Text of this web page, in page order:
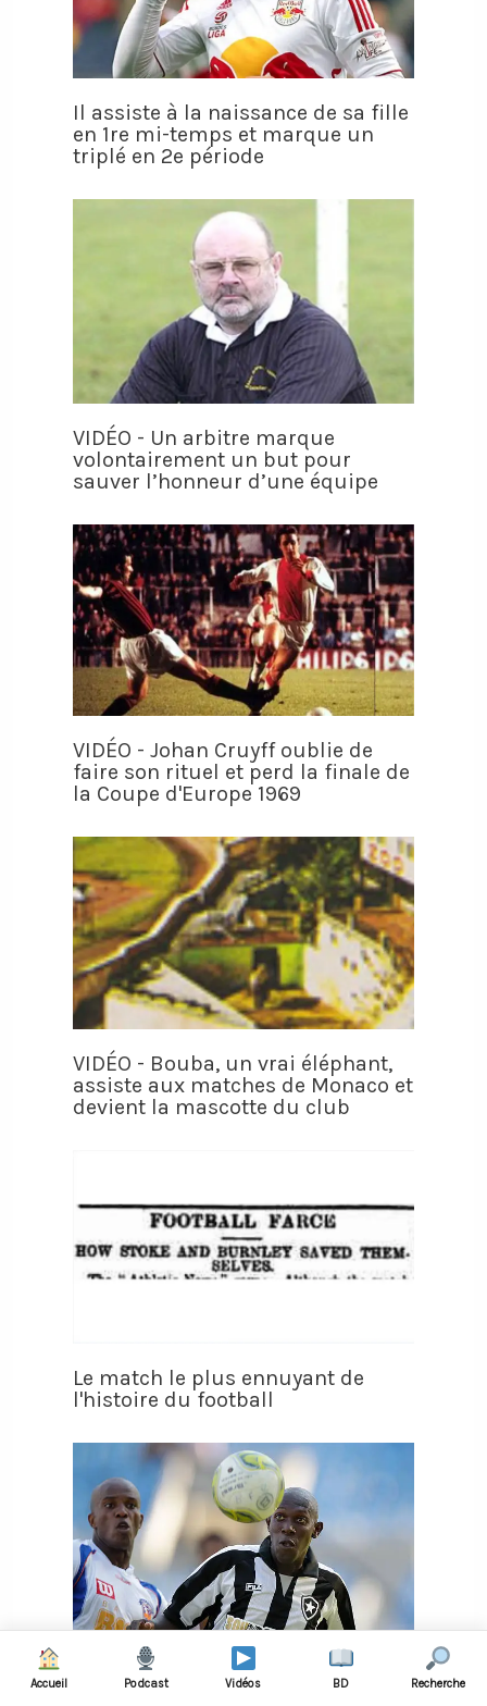
Il assiste à la naissance de sa fille
en 1re mi-temps et marque un
triplé en 2e période
VIDÉO - Un arbitre marque
volontairement un but pour
sauver l’honneur d’une équipe
VIDÉO - Johan Cruyff oublie de
faire son rituel et perd la finale de
la Coupe d'Europe 1969
VIDÉO - Bouba, un vrai éléphant,
assiste aux matches de Monaco et
devient la mascotte du club
Le match le plus ennuyant de
l'histoire du football
Accueil Podcast Vidéos BD Recherche